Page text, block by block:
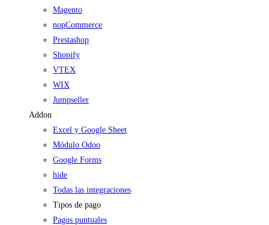
Magento
nopCommerce
Prestashop
Shopify
VTEX
WIX
Jumpseller
Addon
Excel y Google Sheet
Módulo Odoo
Google Forms
hide
Todas las integraciones
Tipos de pago
Pagos puntuales